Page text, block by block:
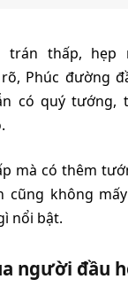
trán thấp, hẹp
Phúc đường
có quý tướng,
mà có thêm
cũng không
nổi bật.
người đầu